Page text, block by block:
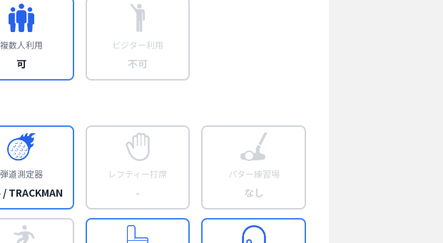
複数人利用
可
ビジター利用
不可
弾道測定器
/ TRACKMAN
レフティー打席
-
パター練習場
なし